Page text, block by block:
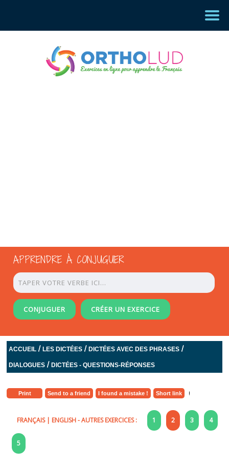
APPRENDRE À CONJUGUER
CONJUGUER CRÉER UN EXERCICE
ACCUEIL /LES DICTÉES /DICTÉES AVEC DES PHRASES /
DIALOGUES /DICTÉES - QUESTIONS-RÉPONSES
Print Send to a friend I found a mistake ! Short link
FRANÇAIS| ENGLISH- AUTRES EXERCICES : 1 2 3 4
5